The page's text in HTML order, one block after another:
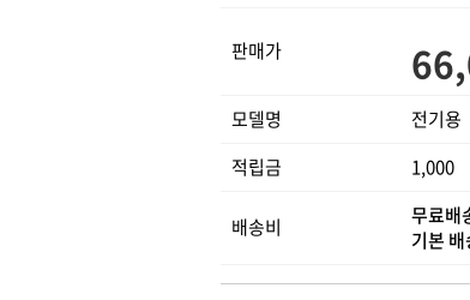
판매가
모델명
전기용
적립금
1,000
배송비 무료배
기본 배